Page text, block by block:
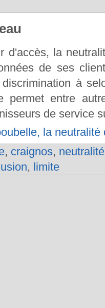
d'accès, la
de ses
à
permet entre
de service
la neutralité
, craignos, neutralité
, limite